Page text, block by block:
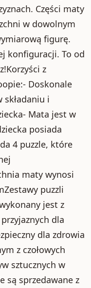
Części maty
w dowolnym
figurę.
konfiguracji. To od
z
Doskonale
składaniu i
Mata jest w
posiada
4 puzzle, które
maty wynosi
puzzli
jest z
dla
dla zdrowia
z czołowych
sztucznych w
są sprzedawane z